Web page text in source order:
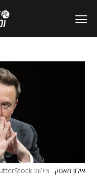
אילון מאסק. צילום: ShutterStock